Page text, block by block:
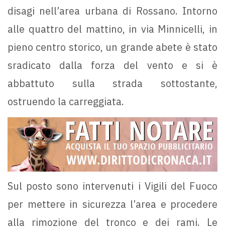
disagi nell’area urbana di Rossano. Intorno
alle quattro del mattino, in via Minnicelli, in
pieno centro storico, un grande abete è stato
sradicato dalla forza del vento e si è
abbattuto sulla strada sottostante,
ostruendo la carreggiata.
Sul posto sono intervenuti i Vigili del Fuoco
per mettere in sicurezza l’area e procedere
alla rimozione del tronco e dei rami. Le